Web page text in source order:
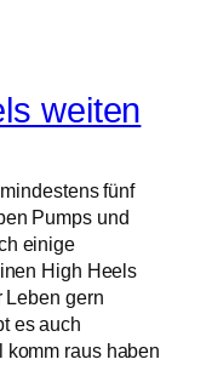
weiten
fünf
Pumps und
einige
High Heels
Leben gern
es auch
komm raus haben